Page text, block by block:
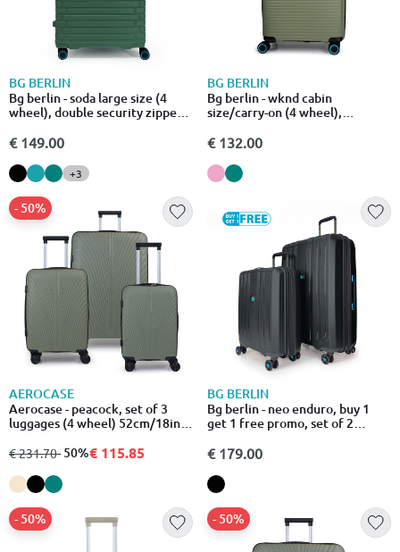
BG BERLIN
Bg berlin - soda large size (4
wheel), double security zipper,
blue
€ 149.00
+3
BG BERLIN
Bg berlin - wknd cabin
size/carry-on (4 wheel),
suitcase
€ 132.00
AEROCASE
Aerocase - peacock, set of 3
luggages (4 wheel) 52cm/18in,
suitcases, beige
από
€ 231.70σε
- 50%
- 50%€ 115.85
BG BERLIN
Bg berlin - neo enduro, buy 1
get 1 free promo, set of 2
€ 179.00
- 50% - 50%